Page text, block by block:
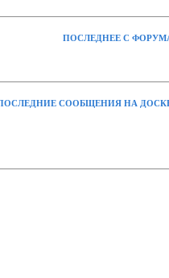
ПОСЛЕДНЕЕ С
СООБЩЕНИЯ НА